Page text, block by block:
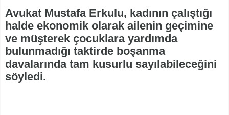
Avukat Mustafa Erkulu, kadının çalıştığı
halde ekonomik olarak ailenin geçimine
ve müşterek çocuklara yardımda
bulunmadığı taktirde boşanma
davalarında tam kusurlu sayılabileceğini
söyledi.